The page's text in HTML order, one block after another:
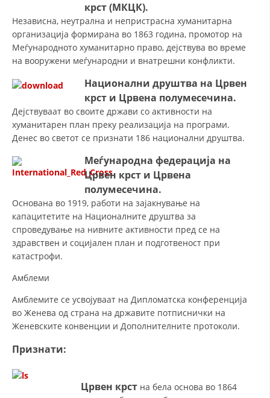
ПОДГОТВЕНОСТ И ДЕЈСТВО ПРИ КАТАСТРОФИ
СПАСИТЕЛНА СТАНИЦА ВОДНО
ПРОЕКТИ – ПОДГОТВЕНОСТ И ДЕЈСТВУВАЊЕ ПРИ КАТАСТРОФИ
ОДНОСИ СО ЈАВНОСТ
МЕЃУНАРОДНА СОРАБОТКА
ДОГОВОРИ
ЗНАЧЕЊЕ НА СЛУЖБАТА ЗА БАРАЊЕ
ЗДРАВСТВЕНО ПРЕВЕНТИВНА ДЕЈНОСТ
ИНФОРМАЦИИ ЗА БОЛЕСТИ
ЗА НАС
крст (МКЦК).
Независна, неутрална и непристрасна хуманитарна
организација формирана во 1863 година, промотор на
Меѓународното хуманитарно право, дејствува во време
на вооружени меѓународни и внатрешни конфликти.
Национални друштва на Црвен
крст и Црвена полумесечина.
Дејствуваат во своите држави со активности на
хуманитарен план преку реализација на програми.
Денес во светот се признати 186 национални друштва.
Меѓународна федерација на
Црвен крст и Црвена
полумесечина.
Основана во 1919, работи на зајакнување на
капацитетите на Националните друштва за
спроведување на нивните активности пред се на
здравствен и социјален план и подготвеност при
катастрофи.
Амблеми
Амблемите се усвојуваат на Дипломатска конференција
во Женева од страна на државите потписнички на
Женевските конвенции и Дополнителните протоколи.
Признати:
Црвен крст на бела основа во 1864